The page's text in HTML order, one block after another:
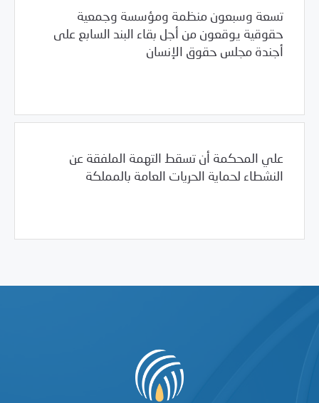
تسعة وسبعون منظمة ومؤسسة وجمعية
حقوقية يوقعون من أجل بقاء البند السابع على
أجندة مجلس حقوق الإنسان
علي المحكمة أن تسقط التهمة الملفقة عن
النشطاء لحماية الحريات العامة بالمملكة